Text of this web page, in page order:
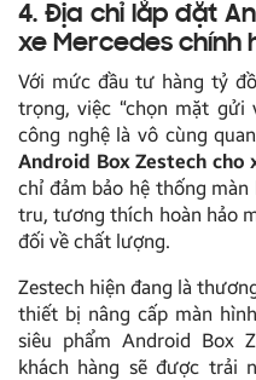
4. Địa chỉ lắp đặt
xe Mercedes chính
Với mức đầu tư hàng tỷ
trọng, việc “chọn mặt gửi
công nghệ là vô cùng
Android Box Zestech cho
chỉ đảm bảo hệ thống
tru, tương thích hoàn hảo
đối về chất lượng.
Zestech hiện đang là
thiết bị nâng cấp màn
siêu phẩm Android Box
khách hàng sẽ được trải